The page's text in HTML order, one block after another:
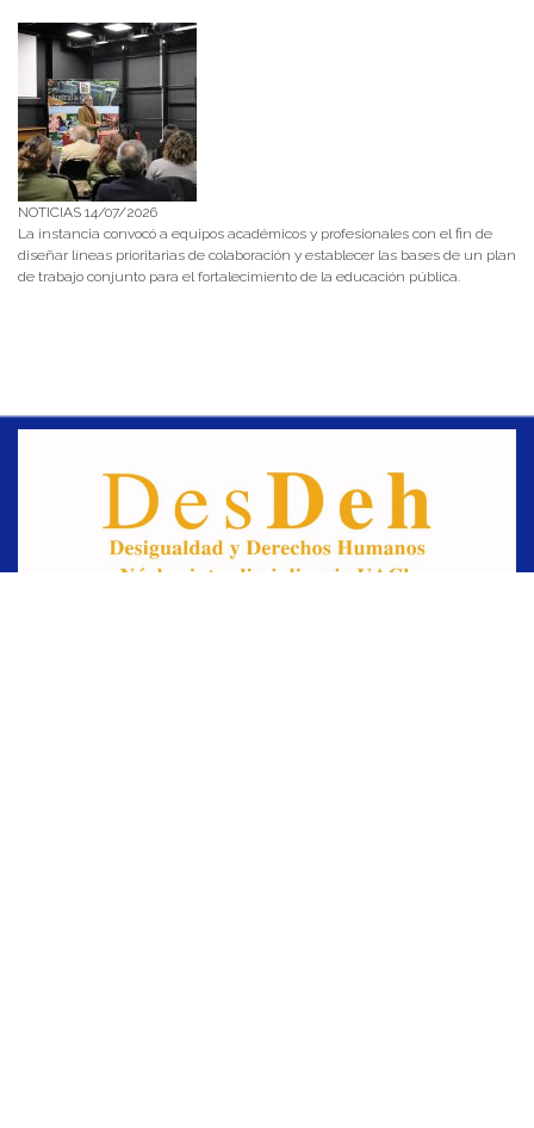
NOTICIAS 14/07/2026
La instancia convocó a equipos académicos y profesionales con el fin de
diseñar líneas prioritarias de colaboración y establecer las bases de un plan
de trabajo conjunto para el fortalecimiento de la educación pública.